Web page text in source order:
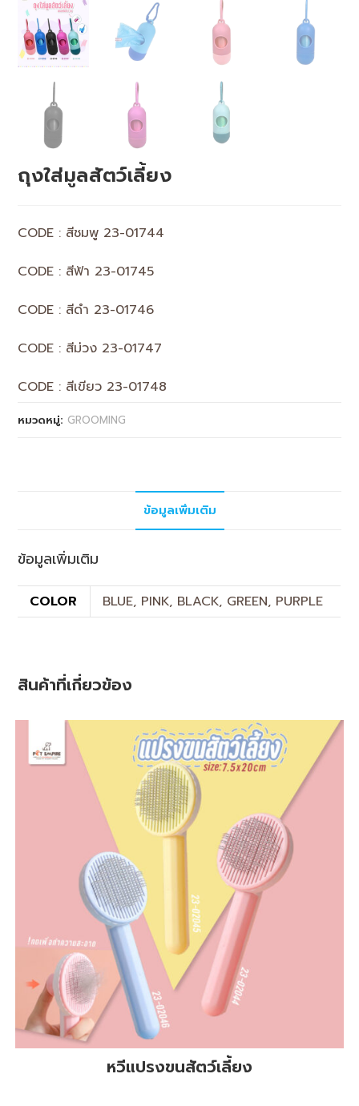
ถุงใส่มูลสัตว์เลี้ยง
CODE : สีชมพู 23-01744
CODE : สีฟ้า 23-01745
CODE : สีดำ 23-01746
CODE : สีม่วง 23-01747
CODE : สีเขียว 23-01748
หมวดหมู่: GROOMING
ข้อมูลเพิ่มเติม
ข้อมูลเพิ่มเติม
COLOR BLUE, PINK, BLACK, GREEN, PURPLE
สินค้าที่เกี่ยวข้อง
หวีแปรงขนสัตว์เลี้ยง